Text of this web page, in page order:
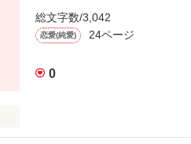
総文字数/3,042
恋愛(純愛) 24ページ
0